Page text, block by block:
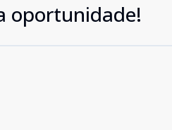
oportunidade!